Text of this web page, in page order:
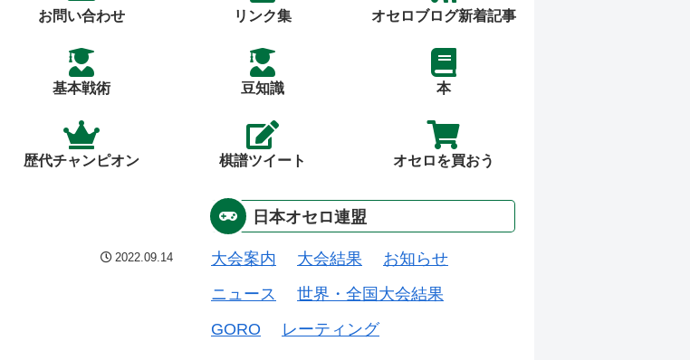
お問い合わせ リンク集 オセロブログ新着記事
基本戦術 豆知識 本
歴代チャンピオン 棋譜ツイート オセロを買おう
2022.09.14
日本オセロ連盟
大会案内 大会結果
お知らせ
ニュース
世界・全国大会結果
GORO
レーティング